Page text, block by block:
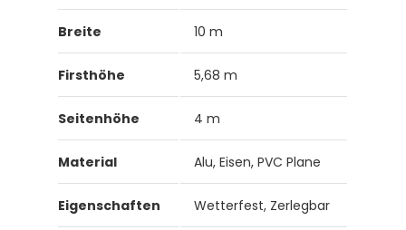
Breite 10 m
Firsthöhe 5,68 m
Seitenhöhe 4 m
Material Alu, Eisen, PVC Plane
Eigenschaften Wetterfest, Zerlegbar